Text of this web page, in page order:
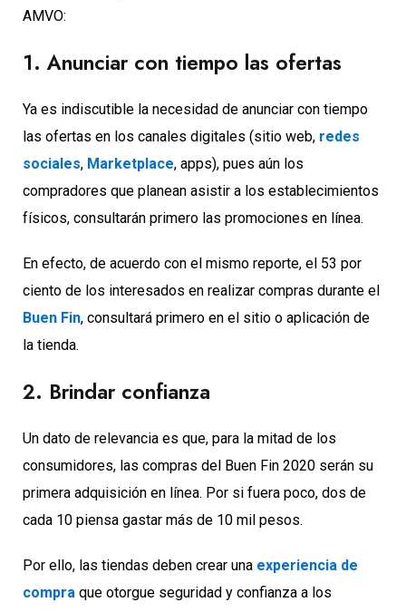
AMVO:
1. Anunciar con tiempo las ofertas
Ya es indiscutible la necesidad de anunciar con tiempo
las ofertas en los canales digitales (sitio web, redes
sociales, Marketplace, apps), pues aún los
compradores que planean asistir a los establecimientos
físicos, consultarán primero las promociones en línea.
En efecto, de acuerdo con el mismo reporte, el 53 por
ciento de los interesados en realizar compras durante el
Buen Fin, consultará primero en el sitio o aplicación de
la tienda.
2. Brindar confianza
Un dato de relevancia es que, para la mitad de los
consumidores, las compras del Buen Fin 2020 serán su
primera adquisición en línea. Por si fuera poco, dos de
cada 10 piensa gastar más de 10 mil pesos.
Por ello, las tiendas deben crear una experiencia de
compra que otorgue seguridad y confianza a los